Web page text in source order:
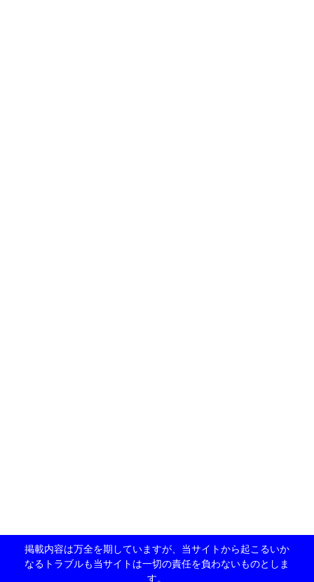
掲載内容は万全を期していますが、当サイトから起こるいか
なるトラブルも当サイトは一切の責任を負わないものとしま
す。